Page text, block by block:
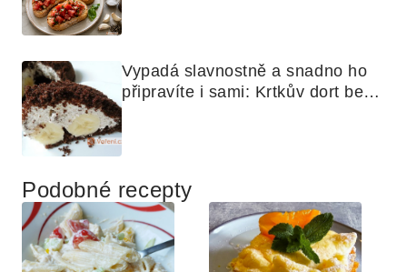
Vypadá slavnostně a snadno ho
připravíte i sami: Krtkův dort bez
Podobné recepty